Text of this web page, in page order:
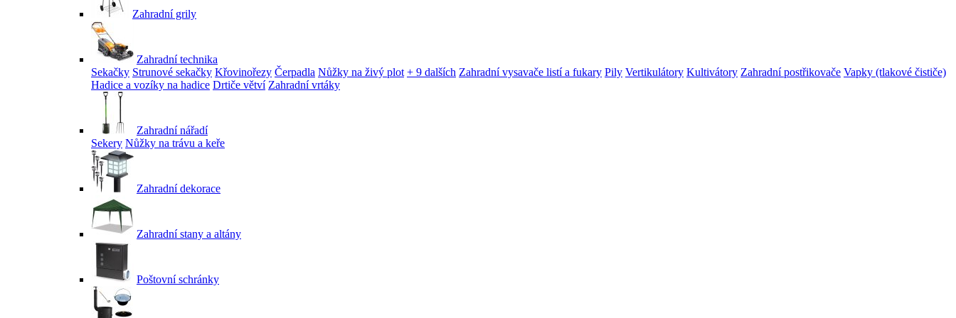
Zahradní grily
Zahradní technika
Sekačky Strunové sekačky Křovinořezy Čerpadla Nůžky na živý plot + 9 dalších Zahradní vysavače listí a fukary Pily Vertikulátory Kultivátory Zahradní postřikovače Vapky (tlakové čističe)
Hadice a vozíky na hadice Drtiče větví Zahradní vrtáky
Zahradní nářadí
Sekery Nůžky na trávu a keře
Zahradní dekorace
Zahradní stany a altány
Poštovní schránky